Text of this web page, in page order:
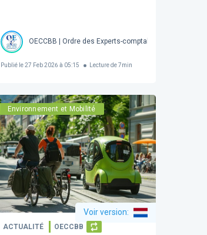
OECCBB | Ordre des Experts-comptables et
Publié le27 Feb 2026 à 05:15 Lecture de 7min
Environnement et Mobilité
Voir version:
ACTUALITÉ OECCBB